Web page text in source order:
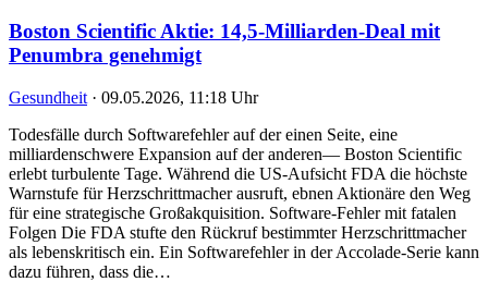
Boston Scientific Aktie: 14,5-Milliarden-Deal mit
Penumbra genehmigt
Gesundheit · 09.05.2026, 11:18 Uhr
Todesfälle durch Softwarefehler auf der einen Seite, eine
milliardenschwere Expansion auf der anderen— Boston Scientific
erlebt turbulente Tage. Während die US-Aufsicht FDA die höchste
Warnstufe für Herzschrittmacher ausruft, ebnen Aktionäre den Weg
für eine strategische Großakquisition. Software-Fehler mit fatalen
Folgen Die FDA stufte den Rückruf bestimmter Herzschrittmacher
als lebenskritisch ein. Ein Softwarefehler in der Accolade-Serie kann
dazu führen, dass die…